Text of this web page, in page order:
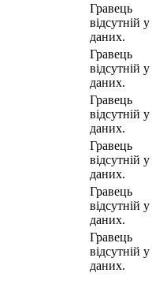
Гравець
відсутній у
даних.
Гравець
відсутній у
даних.
Гравець
відсутній у
даних.
Гравець
відсутній у
даних.
Гравець
відсутній у
даних.
Гравець
відсутній у
даних.